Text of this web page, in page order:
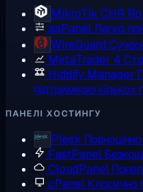
MikroTik CHR
aaPanelЛегка
WireGuard
MetaTrader 4
Hiddify Manager
підтримкою кількох
ПАНЕЛІ ХОСТИНГУ
Plesk
FastPanel
CloudPanel
cPanelКласична